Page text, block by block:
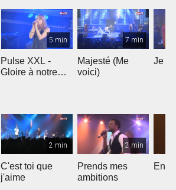
5 min
Pulse XXL -
Gloire à notre
7 min
Majesté (Me
voici)
Je te
2 min
C'est toi que
j'aime
2 min
Prends mes
ambitions